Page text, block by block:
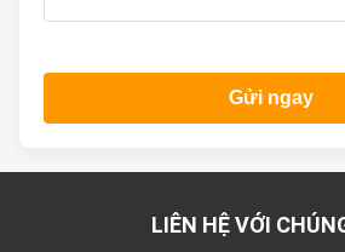
Gửi ngay
LIÊN HỆ VỚI